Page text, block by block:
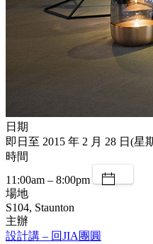
日期
即日至 2015 年 2 月 28 日(星
時間
11:00am – 8:00pm
場地
S104, Staunton
主辦
設計講 – 回JIA團圓